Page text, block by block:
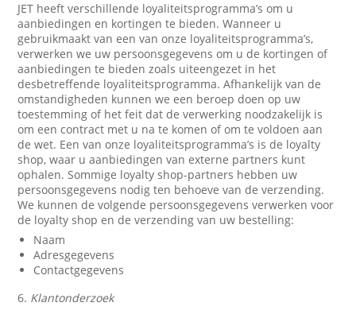
JET heeft verschillende loyaliteitsprogramma’s om u
aanbiedingen en kortingen te bieden. Wanneer u
gebruikmaakt van een van onze loyaliteitsprogramma’s,
verwerken we uw persoonsgegevens om u de kortingen of
aanbiedingen te bieden zoals uiteengezet in het
desbetreffende loyaliteitsprogramma. Afhankelijk van de
omstandigheden kunnen we een beroep doen op uw
toestemming of het feit dat de verwerking noodzakelijk is
om een contract met u na te komen of om te voldoen aan
de wet. Een van onze loyaliteitsprogramma’s is de loyalty
shop, waar u aanbiedingen van externe partners kunt
ophalen. Sommige loyalty shop-partners hebben uw
persoonsgegevens nodig ten behoeve van de verzending.
We kunnen de volgende persoonsgegevens verwerken voor
de loyalty shop en de verzending van uw bestelling:
Naam
Adresgegevens
Contactgegevens
6. Klantonderzoek